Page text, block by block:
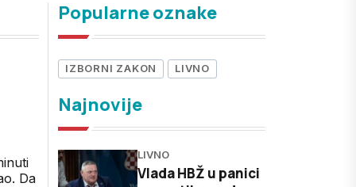
Da
Popularne oznake
IZBORNI ZAKON LIVNO
Najnovije
LIVNO
Vlada HBŽ u panici